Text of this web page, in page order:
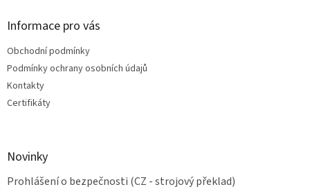
Informace pro vás
Obchodní podmínky
Podmínky ochrany osobních údajů
Kontakty
Certifikáty
Novinky
Prohlášení o bezpečnosti (CZ - strojový překlad)